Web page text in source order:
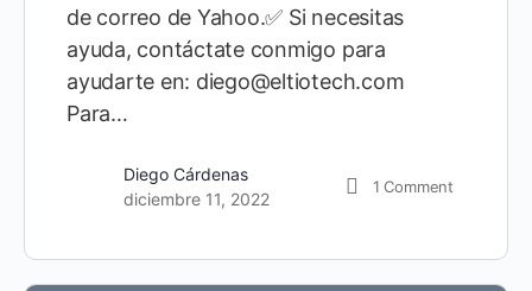
de correo de Yahoo.✅ Si necesitas
ayuda, contáctate conmigo para
ayudarte en: diego@eltiotech.com
Para…
Diego Cárdenas
diciembre 11, 2022
1Comment